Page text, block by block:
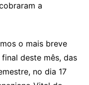
a
o mais breve
deste mês, das
no dia 17